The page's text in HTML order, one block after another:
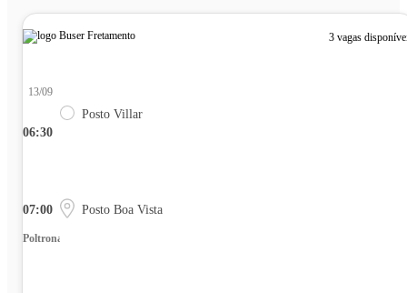
3 vagas
06:30
13/09
Posto Villar
07:00 Posto Boa Vista
Poltrona